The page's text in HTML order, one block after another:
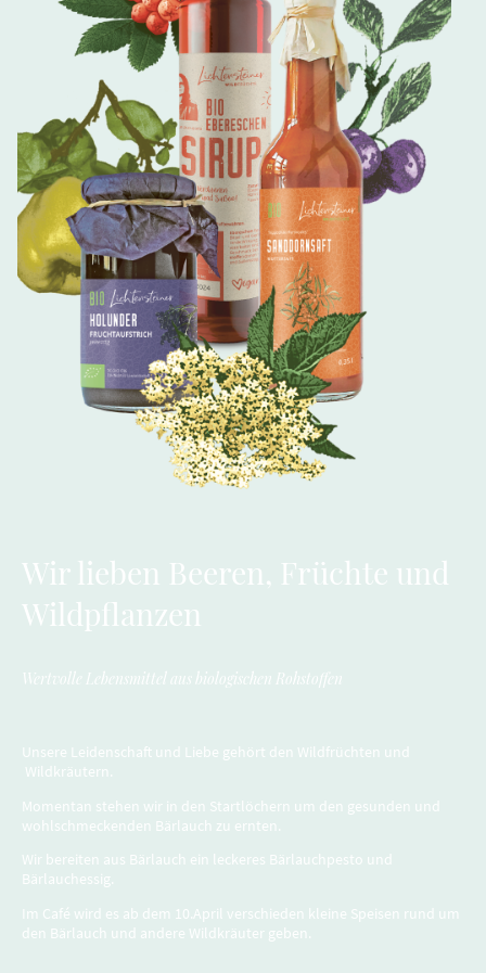
Wir lieben Beeren, Früchte und
Wildpflanzen
Wertvolle Lebensmittel aus biologischen Rohstoffen
Unsere Leidenschaft und Liebe gehört den Wildfrüchten und
Wildkräutern.
Momentan stehen wir in den Startlöchern um den gesunden und
wohlschmeckenden Bärlauch zu ernten.
Wir bereiten aus Bärlauch ein leckeres Bärlauchpesto und
Bärlauchessig.
Im Café wird es ab dem 10.April verschieden kleine Speisen rund um
den Bärlauch und andere Wildkräuter geben.